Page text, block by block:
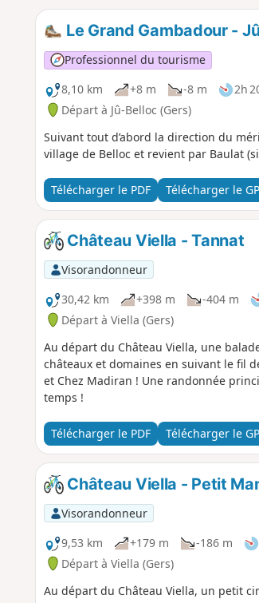
Le Grand Gambadour -
Professionnel du tourisme
8,10 km
+8 m -8 m 2h
Départ à Jû-Belloc (Gers)
Suivant tout d’abord la direction du
village de Belloc et revient par Baulat
Télécharger le PDF Télécharger le
Château Viella - Tannat
Visorandonneur
30,42 km
+398 m -404 m
Départ à Viella (Gers)
Au départ du Château Viella, une
châteaux et domaines en suivant le fil
et Chez Madiran ! Une randonnée
temps !
Télécharger le PDF Télécharger le
Château Viella - Petit
Visorandonneur
9,53 km
+179 m -186 m
Départ à Viella (Gers)
Au départ du Château Viella, un petit